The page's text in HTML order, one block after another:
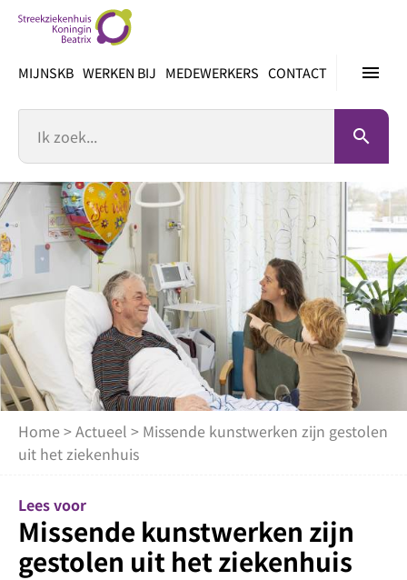
inhoud
menu
MIJNSKB WERKEN BIJ MEDEWERKERS CONTACT
search
Home >Actueel > Missende kunstwerken zijn gestolen
uit het ziekenhuis
Lees voor
Missende kunstwerken zijn
gestolen uit het ziekenhuis